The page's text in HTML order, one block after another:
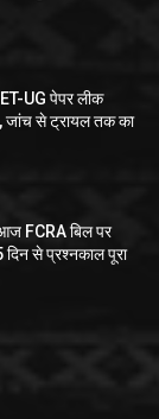
UG पेपर लीक
जांच से ट्रायल तक का
FCRA बिल पर
से प्रश्नकाल पूरा